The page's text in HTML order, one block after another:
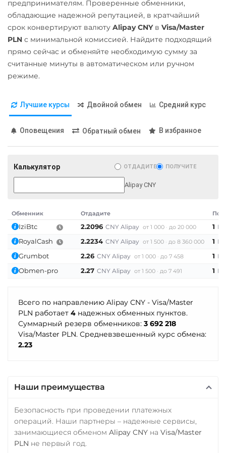
Qtum
Ripple (XRP)
Shib
StableUSD (USDS)
Sushi
Synthetix (SNX)
Terra (LUNA)
Tether (USDT)
Omni ERC20
TRC20
BEP20
POL
CRONOS
AVAXC
Tezos (XTZ)
THETA
Tron (TRX)
UMA
Uniswap (UNI)
Приват24
USD UAH
Промсвязьбанк RUB
ПУМБ UAH
РНКБ RUB
Россельхоз банк RUB
Сбербанк
Тинькофф
RUB
Фридом Банк KZT
Центр Кредит KZT
Элкарт KGS
Карта МИР RUB
Любой банк
USD RUB EUR
GBP
THB
TRY BYN
PLN
Открытие RUB
ОТП Банк
Ощадбанк UAH
Промсвязьбанк RUB
ПУМБ UAH
РНКБ RUB
Росбанк RUB
Россельхоз банк RUB
Счет ИП/ООО
RUB USD EUR
предпринимателям. Проверенные обменники,
обладающие надежной репутацией, в кратчайший
срок конвертируют валюту Alipay CNYв Visa/Master
PLN с минимальной комиссией. Найдите подходящий
прямо сейчас и обменяйте необходимую сумму за
считанные минуты в автоматическом или ручном
режиме.
Лучшие курсы Двойной обмен Средний курс
Оповещения Обратный обмен В избранное
Калькулятор ОТДАДИТЕ ПОЛУЧИТЕ
Alipay CNY
Обменник Отдадите
IziBtc 2.2096 CNY Alipay от 1 000 до 20 000 1
RoyalCash 2.2234 CNY Alipay от 1 500 до 8 360 000 1
Grumbot 2.26 CNY Alipay от 1 000 до 7 458 1
Obmen-pro 2.27 CNY Alipay от 1 500 до 7 491 1
Всего по направлению Alipay CNY - Visa/Master
PLN работает 4 надежных обменных пунктов.
Суммарный резерв обменников: 3 692 218
Visa/Master PLN. Средневзвешенный курс обмена:
2.23
Наши преимущества
Безопасность при проведении платежных
операций. Наши партнеры – надежные сервисы,
занимающиеся обменом Alipay CNY на Visa/Master
PLN не первый год.